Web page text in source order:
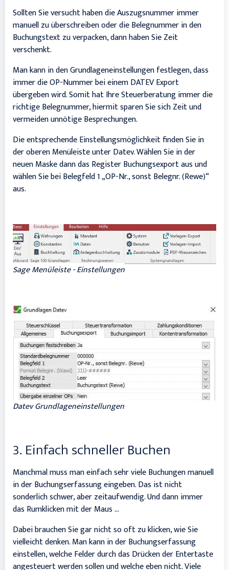
Sollten Sie versucht haben die Auszugsnummer immer
manuell zu überschreiben oder die Belegnummer in den
Buchungstext zu verpacken, dann haben Sie Zeit
verschenkt.
Man kann in den Grundlageneinstellungen festlegen, dass
immer die OP-Nummer bei einem DATEV Export
übergeben wird. Somit hat Ihre Steuerberatung immer die
richtige Belegnummer, hiermit sparen Sie sich Zeit und
vermeiden unnötige Besprechungen.
Die entsprechende Einstellungsmöglichkeit finden Sie in
der oberen Menüleiste unter Datev. Wählen Sie in der
neuen Maske dann das Register Buchungsexport aus und
wählen Sie bei Belegfeld 1 „OP-Nr., sonst Belegnr. (Rewe)“
aus.
Sage Menüleiste - Einstellungen
Datev Grundlageneinstellungen
3. Einfach schneller Buchen
Manchmal muss man einfach sehr viele Buchungen manuell
in der Buchungserfassung eingeben. Das ist nicht
sonderlich schwer, aber zeitaufwendig. Und dann immer
das Rumklicken mit der Maus …
Dabei brauchen Sie gar nicht so oft zu klicken, wie Sie
vielleicht denken. Man kann in der Buchungserfassung
einstellen, welche Felder durch das Drücken der Entertaste
angesteuert werden sollen und welche eben nicht. Viele